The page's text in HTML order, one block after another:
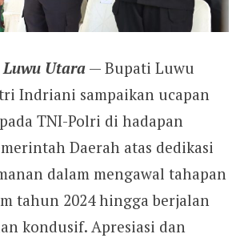
Luwu Utara— Bupati Luwu
Indriani sampaikan ucapan
TNI-Polri di hadapan
Daerah atas dedikasi
dalam mengawal tahapan
tahun 2024 hingga berjalan
kondusif. Apresiasi dan